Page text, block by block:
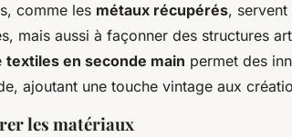
comme les métaux récupérés,
mais aussi à façonner des structures
textiles en seconde main permet des
ajoutant une touche vintage aux
les matériaux